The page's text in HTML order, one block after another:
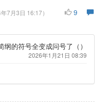
7月3日 16:17）
9
纲的符号全变成问号了（）
2026年1月21日 08:39